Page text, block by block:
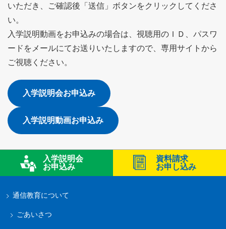
いただき、ご確認後「送信」ボタンをクリックしてくださ
い。
入学説明動画をお申込みの場合は、視聴用のＩＤ、パスワ
ードをメールにてお送りいたしますので、専用サイトから
ご視聴ください。
入学説明会お申込み
入学説明動画お申込み
入学説明会
お申込み
資料請求
お申し込み
通信教育について
ごあいさつ